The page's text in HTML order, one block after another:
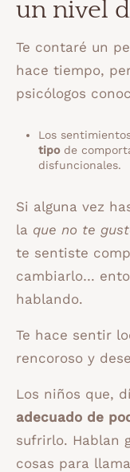
un nivel
Te contaré un
hace tiempo,
psicólogos
Los
tipode
disfuncionales.
Si alguna vez
la que no te
te sentiste
cambiarlo…
hablando.
Te hace sentir
rencoroso y
Los niños que,
adecuado de
sufrirlo. Hablan
cosas para